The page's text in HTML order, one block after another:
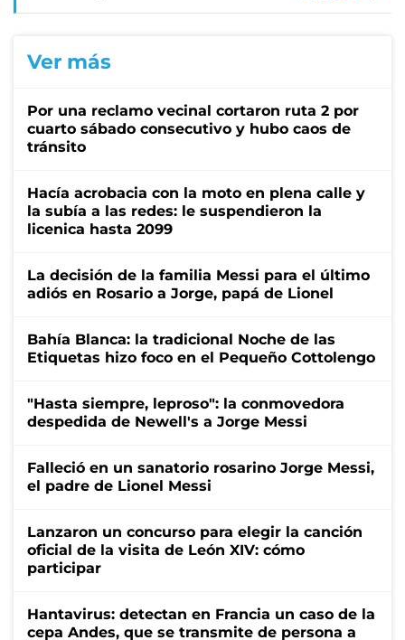
Ver más
Por una reclamo vecinal cortaron ruta 2 por
cuarto sábado consecutivo y hubo caos de
tránsito
Hacía acrobacia con la moto en plena calle y
la subía a las redes: le suspendieron la
licenica hasta 2099
La decisión de la familia Messi para el último
adiós en Rosario a Jorge, papá de Lionel
Bahía Blanca: la tradicional Noche de las
Etiquetas hizo foco en el Pequeño Cottolengo
"Hasta siempre, leproso": la conmovedora
despedida de Newell's a Jorge Messi
Falleció en un sanatorio rosarino Jorge Messi,
el padre de Lionel Messi
Lanzaron un concurso para elegir la canción
oficial de la visita de León XIV: cómo
participar
Hantavirus: detectan en Francia un caso de la
cepa Andes, que se transmite de persona a